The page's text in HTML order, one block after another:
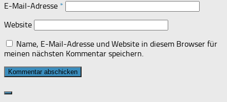
E-Mail-Adresse *
Website
Name, E-Mail-Adresse und Website in diesem Browser für
meinen nächsten Kommentar speichern.